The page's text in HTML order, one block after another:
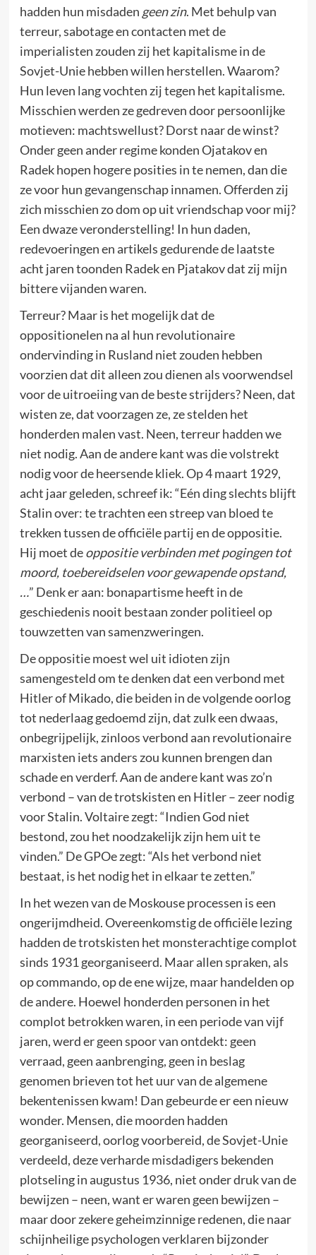
hadden hun misdaden geen zin. Met behulp van
terreur, sabotage en contacten met de
imperialisten zouden zij het kapitalisme in de
Sovjet-Unie hebben willen herstellen. Waarom?
Hun leven lang vochten zij tegen het kapitalisme.
Misschien werden ze gedreven door persoonlijke
motieven: machtswellust? Dorst naar de winst?
Onder geen ander regime konden Ojatakov en
Radek hopen hogere posities in te nemen, dan die
ze voor hun gevangenschap innamen. Offerden zij
zich misschien zo dom op uit vriendschap voor mij?
Een dwaze veronderstelling! In hun daden,
redevoeringen en artikels gedurende de laatste
acht jaren toonden Radek en Pjatakov dat zij mijn
bittere vijanden waren.
Terreur? Maar is het mogelijk dat de
oppositionelen na al hun revolutionaire
ondervinding in Rusland niet zouden hebben
voorzien dat dit alleen zou dienen als voorwendsel
voor de uitroeiing van de beste strijders? Neen, dat
wisten ze, dat voorzagen ze, ze stelden het
honderden malen vast. Neen, terreur hadden we
niet nodig. Aan de andere kant was die volstrekt
nodig voor de heersende kliek. Op 4 maart 1929,
acht jaar geleden, schreef ik: “Eén ding slechts blijft
Stalin over: te trachten een streep van bloed te
trekken tussen de officiële partij en de oppositie.
Hij moet deoppositie verbinden met pogingen tot
moord, toebereidselen voor gewapende opstand,
…” Denk er aan: bonapartisme heeft in de
geschiedenis nooit bestaan zonder politieel op
touwzetten van samenzweringen.
De oppositie moest wel uit idioten zijn
samengesteld om te denken dat een verbond met
Hitler of Mikado, die beiden in de volgende oorlog
tot nederlaag gedoemd zijn, dat zulk een dwaas,
onbegrijpelijk, zinloos verbond aan revolutionaire
marxisten iets anders zou kunnen brengen dan
schade en verderf. Aan de andere kant was zo’n
verbond – van de trotskisten en Hitler – zeer nodig
voor Stalin. Voltaire zegt: “Indien God niet
bestond, zou het noodzakelijk zijn hem uit te
vinden.” De GPOe zegt: “Als het verbond niet
bestaat, is het nodig het in elkaar te zetten.”
In het wezen van de Moskouse processen is een
ongerijmdheid. Overeenkomstig de officiële lezing
hadden de trotskisten het monsterachtige complot
sinds 1931 georganiseerd. Maar allen spraken, als
op commando, op de ene wijze, maar handelden op
de andere. Hoewel honderden personen in het
complot betrokken waren, in een periode van vijf
jaren, werd er geen spoor van ontdekt: geen
verraad, geen aanbrenging, geen in beslag
genomen brieven tot het uur van de algemene
bekentenissen kwam! Dan gebeurde er een nieuw
wonder. Mensen, die moorden hadden
georganiseerd, oorlog voorbereid, de Sovjet-Unie
verdeeld, deze verharde misdadigers bekenden
plotseling in augustus 1936, niet onder druk van de
bewijzen – neen, want er waren geen bewijzen –
maar door zekere geheimzinnige redenen, die naar
schijnheilige psychologen verklaren bijzonder